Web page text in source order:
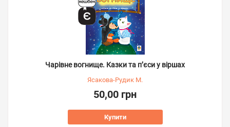
Чарівне вогнище. Казки та п’єси у віршах
Ясакова-Рудик М.
50,00 грн
Купити